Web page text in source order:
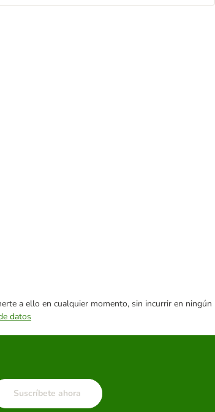
a ello en cualquier momento, sin incurrir en ningún
datos
Suscríbete ahora